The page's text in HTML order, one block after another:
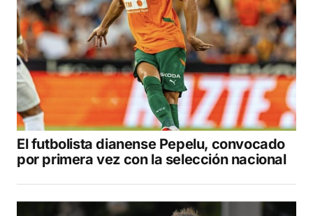
El futbolista dianense Pepelu, convocado
por primera vez con la selección nacional